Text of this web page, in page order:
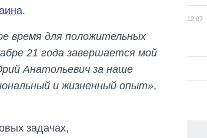
.
время для положительных
21 года завершается мой
Анатольевич за наше
и жизненный опыт»,
задачах,
12:07